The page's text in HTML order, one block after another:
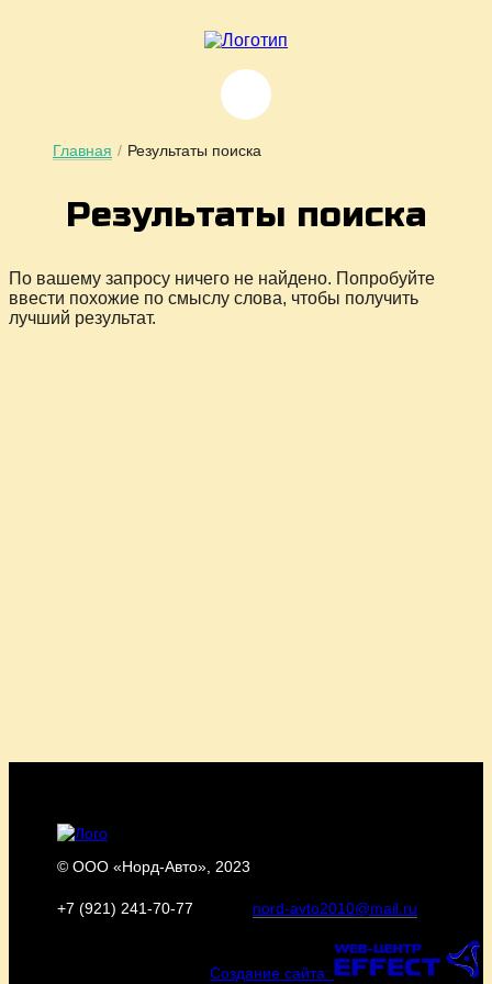
Главная / Результаты поиска
Ре­зуль­та­ты по­ис­ка
По вашему запросу ничего не найдено. Попробуйте
ввести похожие по смыслу слова, чтобы получить
лучший результат.
© ООО «Норд-Авто», 2023
+7 (921) 241‑70-77 nord-avto2010@mail.ru
Создание сайта: